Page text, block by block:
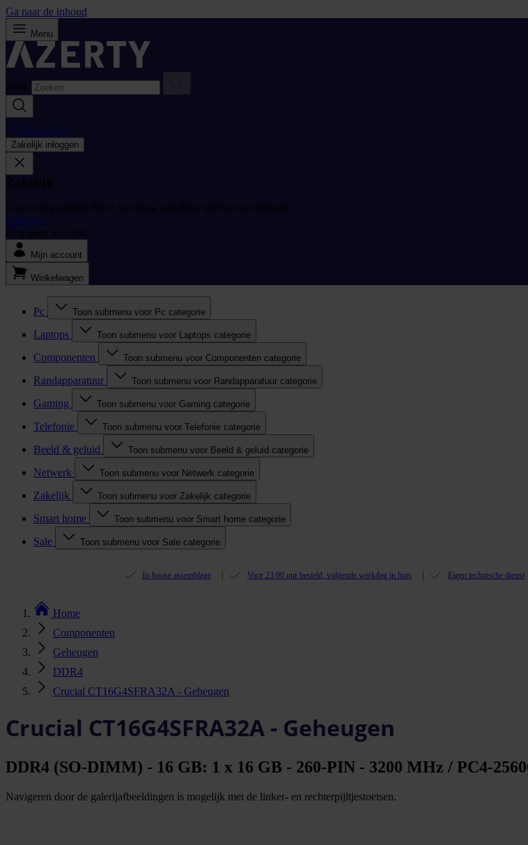
Ga naar de inhoud
Menu
Zoek
Bestellijst
Zakelijk inloggen
Zakelijk
Log in en profiteer direct van jouw zakelijke tarieven en diensten.
Inloggen
Nog geen account?
Mijn account
Winkelwagen
Pc Toon submenu voor Pc categorie
Laptops Toon submenu voor Laptops categorie
Componenten Toon submenu voor Componenten categorie
Randapparatuur Toon submenu voor Randapparatuur categorie
Gaming Toon submenu voor Gaming categorie
Telefonie Toon submenu voor Telefonie categorie
Beeld & geluid Toon submenu voor Beeld & geluid categorie
Netwerk Toon submenu voor Netwerk categorie
Zakelijk Toon submenu voor Zakelijk categorie
Smart home Toon submenu voor Smart home categorie
Sale Toon submenu voor Sale categorie
In-house assemblage Voor 23.00 uur besteld, volgende werkdag in huis Eigen technische dienst
Home
Componenten
Geheugen
DDR4
Crucial CT16G4SFRA32A - Geheugen
Crucial CT16G4SFRA32A - Geheugen
DDR4 (SO-DIMM) - 16 GB: 1 x 16 GB - 260-PIN - 3200 MHz / PC4-
Navigeren door de galerijafbeeldingen is mogelijk met de linker- en rechterpijltjestoetsen.